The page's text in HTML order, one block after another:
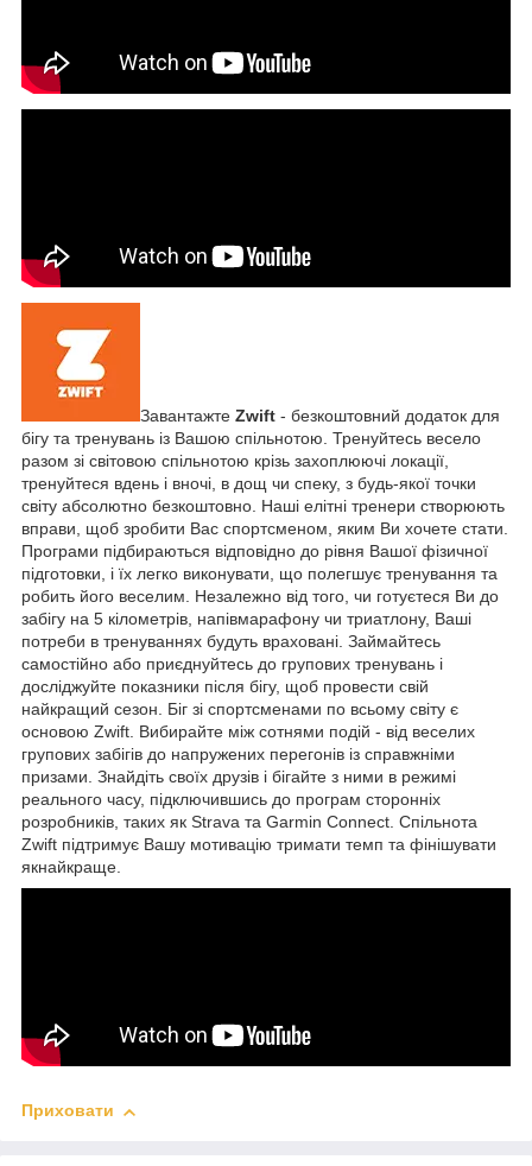
Завантажте Zwift - безкоштовний додаток для
бігу та тренувань із Вашою спільнотою. Тренуйтесь весело
разом зі світовою спільнотою крізь захоплюючі локації,
тренуйтеся вдень і вночі, в дощ чи спеку, з будь-якої точки
світу абсолютно безкоштовно. Наші елітні тренери створюють
вправи, щоб зробити Вас спортсменом, яким Ви хочете стати.
Програми підбираються відповідно до рівня Вашої фізичної
підготовки, і їх легко виконувати, що полегшує тренування та
робить його веселим. Незалежно від того, чи готуєтеся Ви до
забігу на 5 кілометрів, напівмарафону чи триатлону, Ваші
потреби в тренуваннях будуть враховані. Займайтесь
самостійно або приєднуйтесь до групових тренувань і
досліджуйте показники після бігу, щоб провести свій
найкращий сезон. Біг зі спортсменами по всьому світу є
основою Zwift. Вибирайте між сотнями подій - від веселих
групових забігів до напружених перегонів із справжніми
призами. Знайдіть своїх друзів і бігайте з ними в режимі
реального часу, підключившись до програм сторонніх
розробників, таких як Strava та Garmin Connect. Спільнота
Zwift підтримує Вашу мотивацію тримати темп та фінішувати
якнайкраще.
Приховати